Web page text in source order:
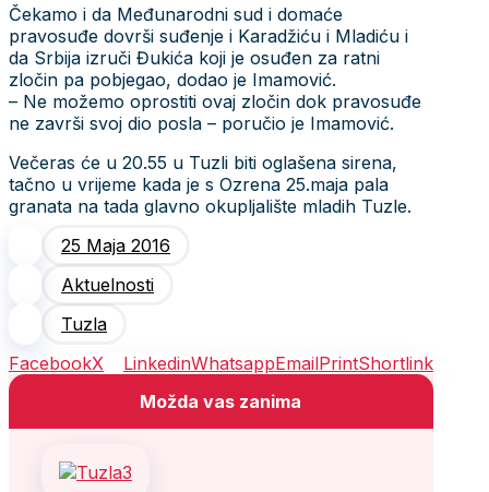
Čekamo i da Međunarodni sud i domaće
pravosuđe dovrši suđenje i Karadžiću i Mladiću i
da Srbija izruči Đukića koji je osuđen za ratni
zločin pa pobjegao, dodao je Imamović.
– Ne možemo oprostiti ovaj zločin dok pravosuđe
ne završi svoj dio posla – poručio je Imamović.
Večeras će u 20.55 u Tuzli biti oglašena sirena,
tačno u vrijeme kada je s Ozrena 25.maja pala
granata na tada glavno okupljalište mladih Tuzle.
25 Maja 2016
Aktuelnosti
Tuzla
FacebookX LinkedinWhatsappEmailPrintShortlink
Možda vas zanima